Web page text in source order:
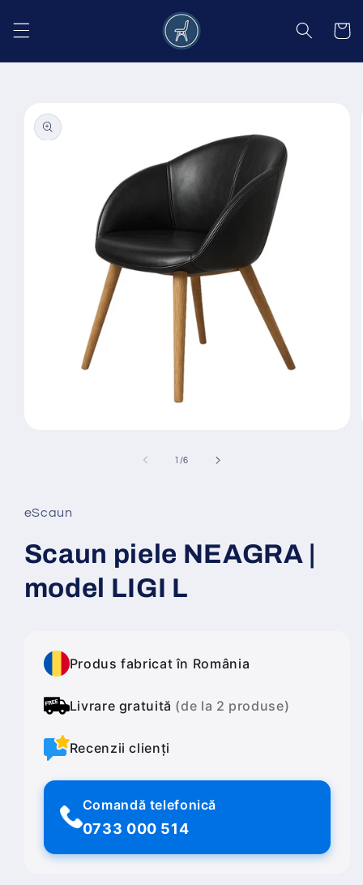
conținut
Coș
informațiile
despre
produs
fereastră
modală
1 /din
6
eScaun
Scaun piele NEAGRA |
model LIGI L
Produs fabricat în România
Livrare gratuită (de la 2 produse)
Recenzii clienți
Comandă telefonică
0733 000 514